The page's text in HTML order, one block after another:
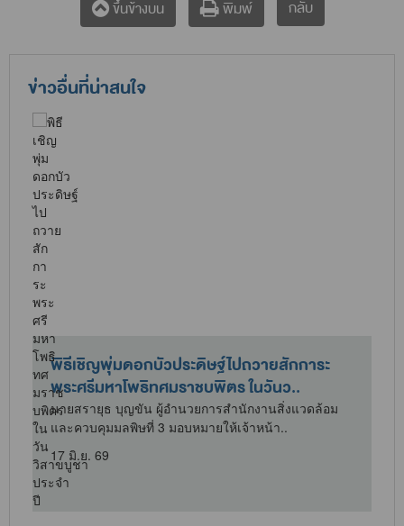
ขึ้นข้างบน พิมพ์ กลับ
ข่าวอื่นที่น่าสนใจ
พิธีเชิญพุ่มดอกบัวประดิษฐ์ไปถวายสักการะ
พระศรีมหาโพธิทศมราชบพิตร ในวันว..
นายสรายุธ บุญขัน ผู้อำนวยการสำนักงานสิ่งแวดล้อม
และควบคุมมลพิษที่ 3 มอบหมายให้เจ้าหน้า..
17 มิ.ย. 69